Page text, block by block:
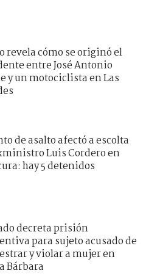
revela cómo se originó el
entre José Antonio
y un motociclista en Las
de asalto afectó a escolta
Luis Cordero en
hay 5 detenidos
decreta prisión
para sujeto acusado de
y violar a mujer en
Bárbara